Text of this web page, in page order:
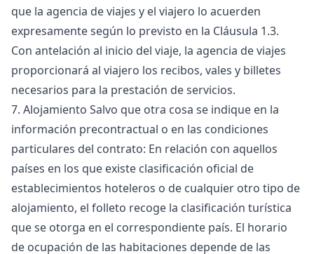
que la agencia de viajes y el viajero lo acuerden
expresamente según lo previsto en la Cláusula 1.3.
Con antelación al inicio del viaje, la agencia de viajes
proporcionará al viajero los recibos, vales y billetes
necesarios para la prestación de servicios.
7. Alojamiento Salvo que otra cosa se indique en la
información precontractual o en las condiciones
particulares del contrato: En relación con aquellos
países en los que existe clasificación oficial de
establecimientos hoteleros o de cualquier otro tipo de
alojamiento, el folleto recoge la clasificación turística
que se otorga en el correspondiente país. El horario
de ocupación de las habitaciones depende de las